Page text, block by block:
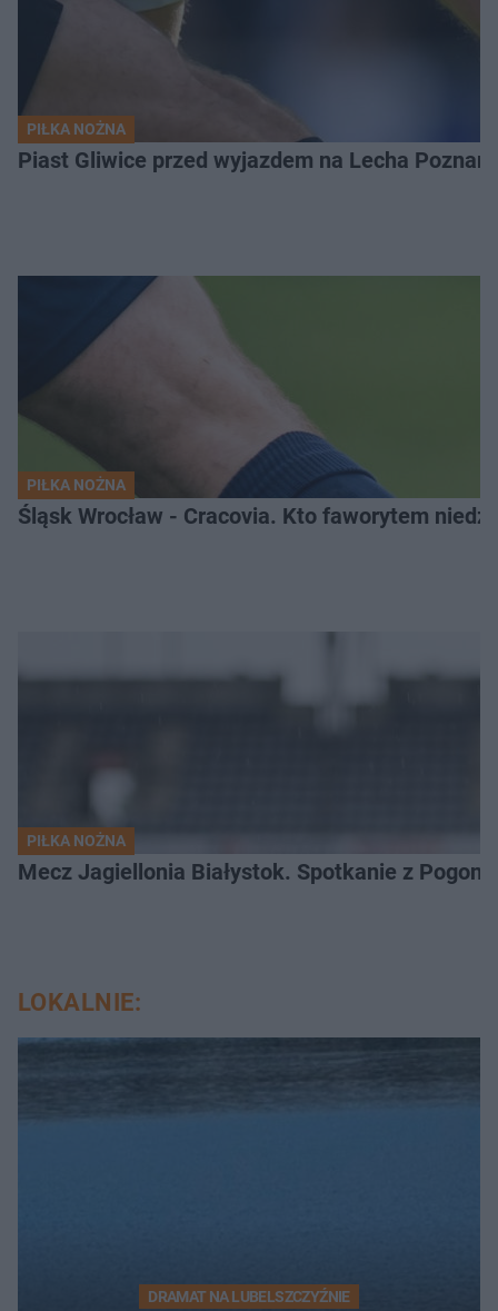
PIŁKA NOŻNA
Piast Gliwice przed wyjazdem na Lecha
PIŁKA NOŻNA
Śląsk Wrocław - Cracovia. Kto faworytem
PIŁKA NOŻNA
Mecz Jagiellonia Białystok. Spotkanie z
LOKALNIE:
DRAMAT NA LUBELSZCZYŹNIE